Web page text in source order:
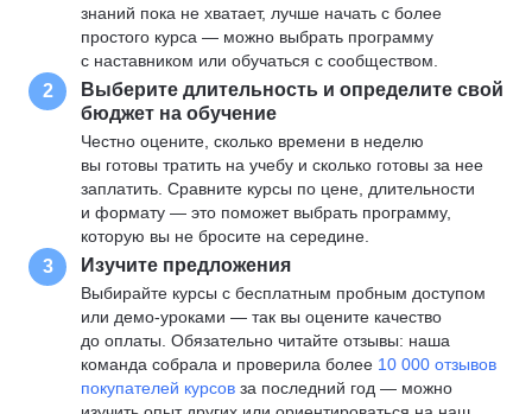
знаний пока не хватает, лучше начать с более
простого курса — можно выбрать программу
с наставником или обучаться с сообществом.
2
Выберите длительность и определите свой
бюджет на обучение
Честно оцените, сколько времени в неделю
вы готовы тратить на учебу и сколько готовы за нее
заплатить. Сравните курсы по цене, длительности
и формату — это поможет выбрать программу,
которую вы не бросите на середине.
3 Изучите предложения
Выбирайте курсы с бесплатным пробным доступом
или демо-уроками — так вы оцените качество
до оплаты. Обязательно читайте отзывы: наша
команда собрала и проверила более 10 000 отзывов
покупателей курсов за последний год — можно